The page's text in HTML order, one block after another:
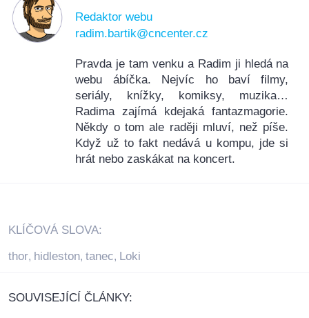
Redaktor webu
radim.bartik@cncenter.cz
Pravda je tam venku a Radim ji hledá na
webu ábíčka. Nejvíc ho baví filmy,
seriály, knížky, komiksy, muzika…
Radima zajímá kdejaká fantazmagorie.
Někdy o tom ale raději mluví, než píše.
Když už to fakt nedává u kompu, jde si
hrát nebo zaskákat na koncert.
KLÍČOVÁ SLOVA:
thor, hidleston, tanec, Loki
SOUVISEJÍCÍ ČLÁNKY: